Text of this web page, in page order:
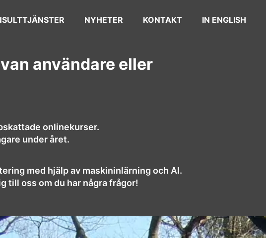
NYHETER KONTAKT IN ENGLISH
användare eller
onlinekurser.
under året.
med hjälp av maskininlärning och AI.
till oss om du har några frågor!